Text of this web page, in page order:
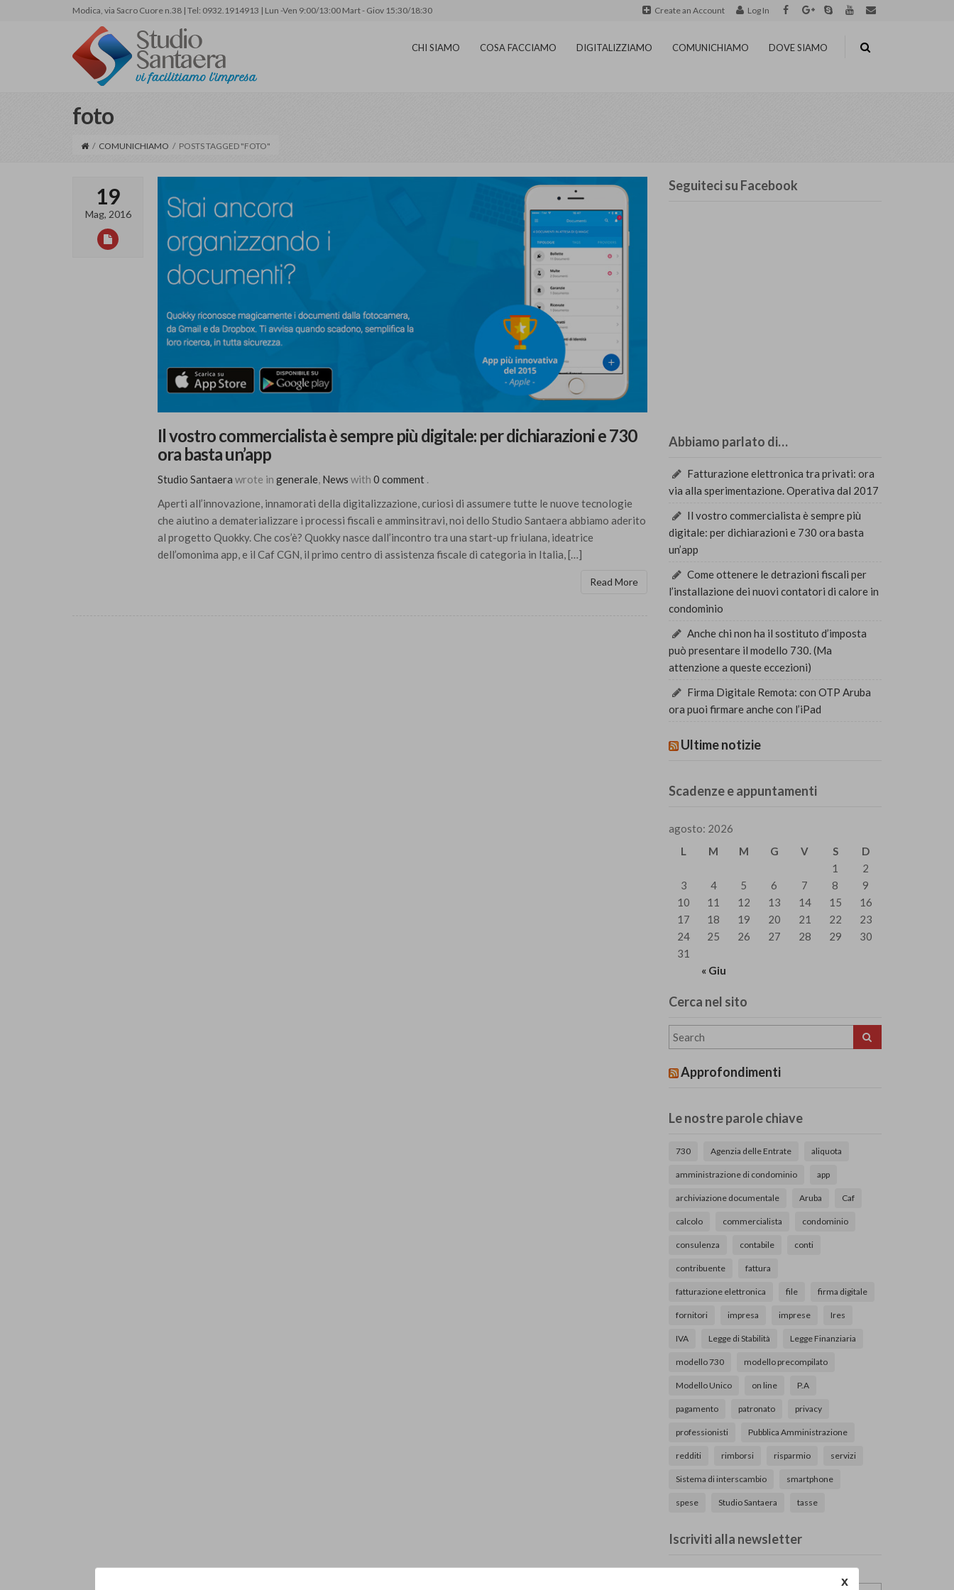
Modica, via Sacro Cuore n.38 | Tel: 0932.1914913 | Lun -Ven 9:00/13:00 Mart - Giov 15:30/18:30 Create an Account Log In
CHI SIAMO COSA FACCIAMO DIGITALIZZIAMO COMUNICHIAMO DOVE SIAMO
foto
/ COMUNICHIAMO / POSTS TAGGED "FOTO"
19
Mag, 2016
Il vostro commercialista è sempre più digitale: per dichiarazioni e 730
ora basta un’app
Studio Santaera wrote in generale, News with 0 comment .
Aperti all’innovazione, innamorati della digitalizzazione, curiosi di assumere tutte le nuove tecnologie
che aiutino a dematerializzare i processi fiscali e amminsitravi, noi dello Studio Santaera abbiamo aderito
al progetto Quokky. Che cos’è? Quokky nasce dall’incontro tra una start-up friulana, ideatrice
dell’omonima app, e il Caf CGN, il primo centro di assistenza fiscale di categoria in Italia, […]
Read More
Seguiteci su Facebook
Abbiamo parlato di…
Fatturazione elettronica tra privati: ora
via alla sperimentazione. Operativa dal 2017
Il vostro commercialista è sempre più
digitale: per dichiarazioni e 730 ora basta
un’app
Come ottenere le detrazioni fiscali per
l’installazione dei nuovi contatori di calore in
condominio
Anche chi non ha il sostituto d’imposta
può presentare il modello 730. (Ma
attenzione a queste eccezioni)
Firma Digitale Remota: con OTP Aruba
ora puoi firmare anche con l’iPad
Ultime notizie
Scadenze e appuntamenti
agosto: 2026
L
M M G V S D
« Giu
1
2
3
4 5 6 7 8
9
10
11 12 13 14 15
16
17
18 19 20 21 22
23
24
25 26 27 28 29
30
31
Cerca nel sito
Approfondimenti
Le nostre parole chiave
730 Agenzia delle Entrate aliquota
amministrazione di condominio app
archiviazione documentale Aruba Caf
calcolo commercialista condominio
consulenza contabile conti
contribuente fattura
fatturazione elettronica file firma digitale
fornitori impresa imprese Ires
IVA Legge di Stabilità Legge Finanziaria
modello 730 modello precompilato
Modello Unico on line P.A
pagamento patronato privacy
professionisti Pubblica Amministrazione
redditi rimborsi risparmio servizi
Sistema di interscambio smartphone
spese Studio Santaera tasse
Iscriviti alla newsletter
Nome e Cognome
x